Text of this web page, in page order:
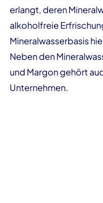
erlangt, deren
alkoholfreie
Mineralwasserbasis
Neben den
und Margon gehört
Unternehmen.